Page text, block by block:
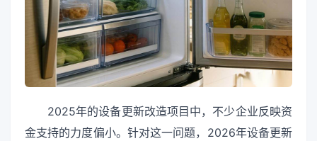
2025年的设备更新改造项目中，不少企业反映资
金支持的力度偏小。针对这一问题，2026年设备更新